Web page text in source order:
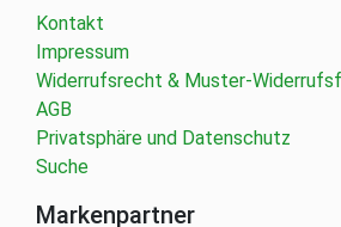
Kontakt
Impressum
Widerrufsrecht & Muster-
AGB
Privatsphäre und Datenschutz
Suche
Markenpartner